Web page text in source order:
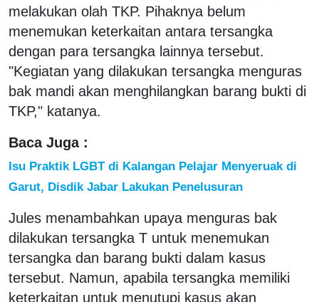
melakukan olah TKP. Pihaknya belum
menemukan keterkaitan antara tersangka
dengan para tersangka lainnya tersebut.
"Kegiatan yang dilakukan tersangka menguras
bak mandi akan menghilangkan barang bukti di
TKP," katanya.
Baca Juga :
Isu Praktik LGBT di Kalangan Pelajar Menyeruak di
Garut, Disdik Jabar Lakukan Penelusuran
Jules menambahkan upaya menguras bak
dilakukan tersangka T untuk menemukan
tersangka dan barang bukti dalam kasus
tersebut. Namun, apabila tersangka memiliki
keterkaitan untuk menutupi kasus akan